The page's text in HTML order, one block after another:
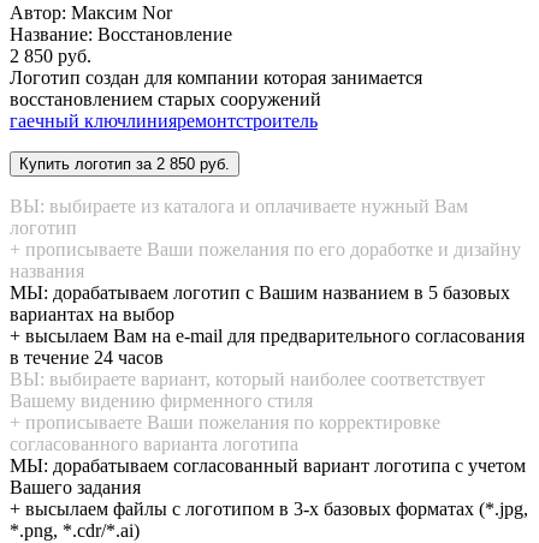
Автор: Максим Nor
Название: Восстановление
2 850 руб.
Логотип создан для компании которая занимается
восстановлением старых сооружений
гаечный ключлинияремонтстроитель
ВЫ: выбираете из каталога и оплачиваете нужный Вам
логотип
+ прописываете Ваши пожелания по его доработке и дизайну
названия
МЫ: дорабатываем логотип с Вашим названием в 5 базовых
вариантах на выбор
+ высылаем Вам на e-mail для предварительного согласования
в течение 24 часов
ВЫ: выбираете вариант, который наиболее соответствует
Вашему видению фирменного стиля
+ прописываете Ваши пожелания по корректировке
согласованного варианта логотипа
МЫ: дорабатываем согласованный вариант логотипа с учетом
Вашего задания
+ высылаем файлы с логотипом в 3-х базовых форматах (*.jpg,
*.png, *.cdr/*.ai)